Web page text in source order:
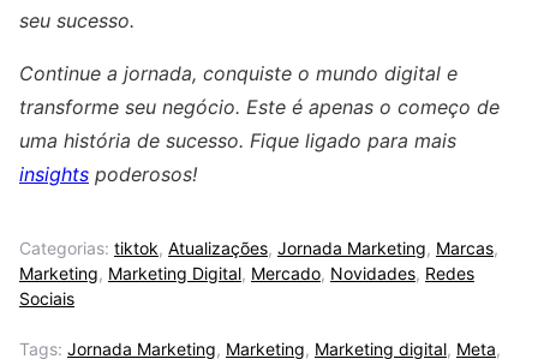
seu sucesso.
Continue a jornada, conquiste o mundo digital e
transforme seu negócio. Este é apenas o começo de
uma história de sucesso. Fique ligado para mais
insights poderosos!
Categorias: tiktok, Atualizações, Jornada Marketing, Marcas,
Marketing, Marketing Digital, Mercado, Novidades, Redes
Sociais
Tags: Jornada Marketing, Marketing, Marketing digital, Meta,